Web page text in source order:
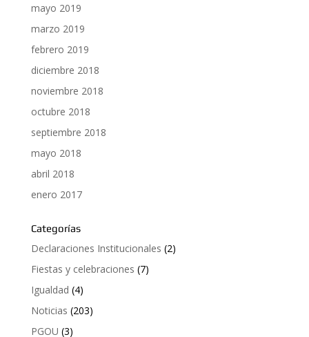
mayo 2019
marzo 2019
febrero 2019
diciembre 2018
noviembre 2018
octubre 2018
septiembre 2018
mayo 2018
abril 2018
enero 2017
Categorías
Declaraciones Institucionales (2)
Fiestas y celebraciones (7)
Igualdad (4)
Noticias (203)
PGOU (3)